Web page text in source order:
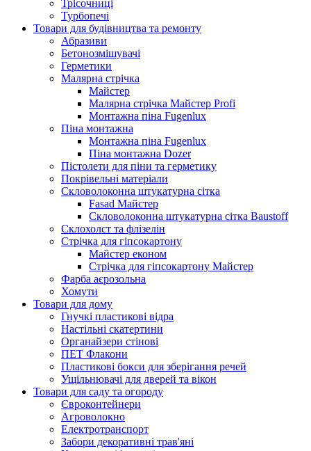
Трісочниці
Турбопечі
Товари для будівництва та ремонту
Абразиви
Бетонозмішувачі
Герметики
Малярна стрічка
Майстер
Малярна стрічка Майстер Profi
Монтажна піна Fugenlux
Піна монтажна
Монтажна піна Fugenlux
Піна монтажна Dozer
Пістолети для піни та герметику
Покрівельні матеріали
Скловолоконна штукатурна сітка
Fasad Майстер
Скловолоконна штукатурна сітка Baustoff
Склохолст та флізелін
Стрічка для гіпсокартону
Майстер економ
Стрічка для гіпсокартону Майстер
Фарба аєрозольна
Хомути
Товари для дому
Гнучкі пластикові відра
Настільні скатертини
Органайзери стінові
ПЕТ Флакони
Пластикові бокси для зберігання речей
Ущільнювачі для дверей та вікон
Товари для саду та огороду
Євроконтейнери
Агроволокно
Електротранспорт
Забори декоративні трав'яні